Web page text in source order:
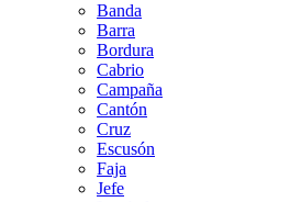
Banda
Barra
Bordura
Cabrio
Campaña
Cantón
Cruz
Escusón
Faja
Jefe